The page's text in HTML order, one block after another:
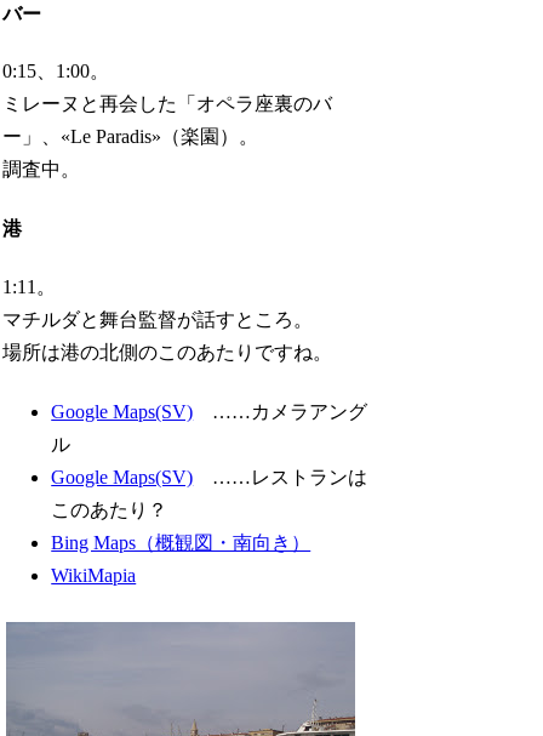
バー
0:15、1:00。
ミレーヌと再会した「オペラ座裏のバ
ー」、«Le Paradis»（楽園）。
調査中。
港
1:11。
マチルダと舞台監督が話すところ。
場所は港の北側のこのあたりですね。
Google Maps(SV) ……カメラアング
ル
Google Maps(SV) ……レストランは
このあたり？
Bing Maps（概観図・南向き）
WikiMapia